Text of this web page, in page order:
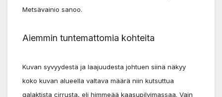
Metsävainio sanoo.
Aiemmin tuntemattomia kohteita
Kuvan syvyydestä ja laajuudesta johtuen siinä näkyy
koko kuvan alueella valtava määrä niin kutsuttua
galaktista cirrusta, eli himmeää kaasupilvimassaa. Vain